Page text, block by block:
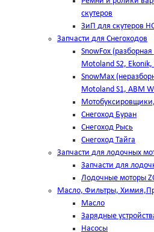
скутеров
ЗиП для скутеров
Запчасти для Снегоходов
SnowFox
Motoland S2, Ekonik,
SnowMax
Motoland S1, ABM
Снегоход Буран
Снегоход Рысь
Снегоход Тайга
Запчасти для лодочных
Запчасти для
Лодочные моторы
Масло, Фильтры,
Масло
Зарядные
Насосы